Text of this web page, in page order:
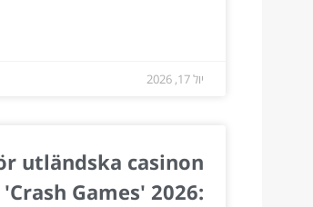
יול 17, 2026
utländska casinon
Games' 2026: